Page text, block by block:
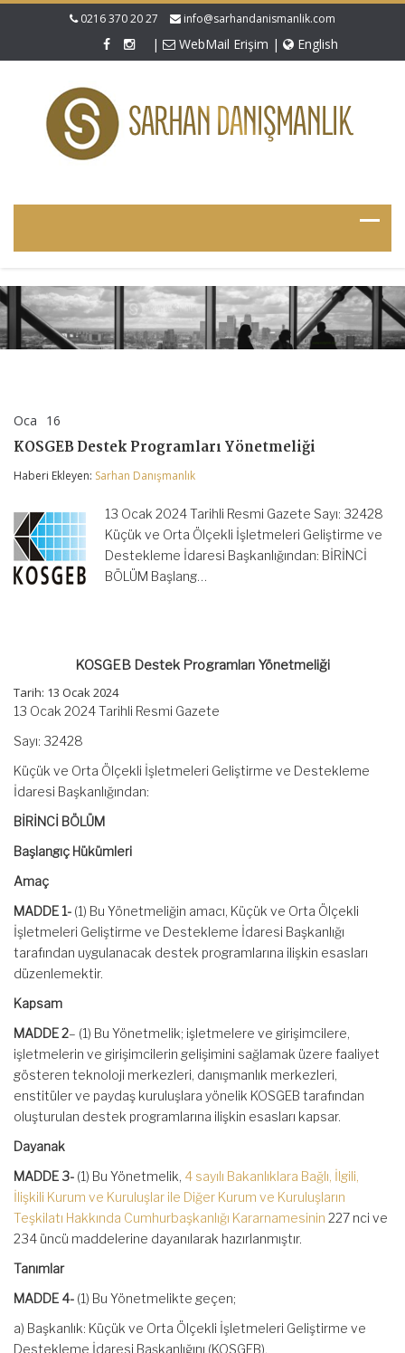
0216 370 20 27 info@sarhandanismanlik.com
| WebMail Erişim | English
Oca 16
Programları
için
KOSGEB Destek Programları Yönetmeliği
Haberi Ekleyen: Sarhan Danışmanlık
13 Ocak 2024 Tarihli Resmi Gazete Sayı: 32428
Küçük ve Orta Ölçekli İşletmeleri Geliştirme ve
Destekleme İdaresi Başkanlığından: BİRİNCİ
BÖLÜM Başlang…
KOSGEB Destek Programları Yönetmeliği
Tarih: 13 Ocak 2024
13 Ocak 2024 Tarihli Resmi Gazete
Sayı: 32428
Küçük ve Orta Ölçekli İşletmeleri Geliştirme ve Destekleme
İdaresi Başkanlığından:
BİRİNCİ BÖLÜM
Başlangıç Hükümleri
Amaç
MADDE 1- (1) Bu Yönetmeliğin amacı, Küçük ve Orta Ölçekli
İşletmeleri Geliştirme ve Destekleme İdaresi Başkanlığı
tarafından uygulanacak destek programlarına ilişkin esasları
düzenlemektir.
Kapsam
MADDE 2– (1) Bu Yönetmelik; işletmelere ve girişimcilere,
işletmelerin ve girişimcilerin gelişimini sağlamak üzere faaliyet
gösteren teknoloji merkezleri, danışmanlık merkezleri,
enstitüler ve paydaş kuruluşlara yönelik KOSGEB tarafından
oluşturulan destek programlarına ilişkin esasları kapsar.
Dayanak
MADDE 3- (1) Bu Yönetmelik, 4 sayılı Bakanlıklara Bağlı, İlgili,
İlişkili Kurum ve Kuruluşlar ile Diğer Kurum ve Kuruluşların
Teşkilatı Hakkında Cumhurbaşkanlığı Kararnamesinin 227 nci ve
234 üncü maddelerine dayanılarak hazırlanmıştır.
Tanımlar
MADDE 4- (1) Bu Yönetmelikte geçen;
a) Başkanlık: Küçük ve Orta Ölçekli İşletmeleri Geliştirme ve
Destekleme İdaresi Başkanlığını (KOSGEB),